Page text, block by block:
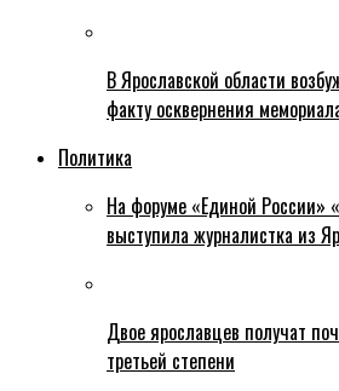
В Ярославской области
факту осквернения
Политика
На форуме «Единой России»
выступила журналистка из
Двое ярославцев получат
третьей степени